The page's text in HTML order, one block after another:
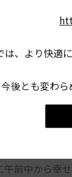
前中から幸
は、より快適
今後とも変わら